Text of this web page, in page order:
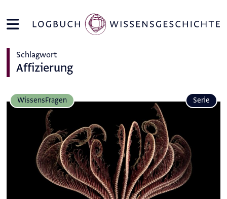
Schlagwort
Affizierung
Wissens­Fragen Serie